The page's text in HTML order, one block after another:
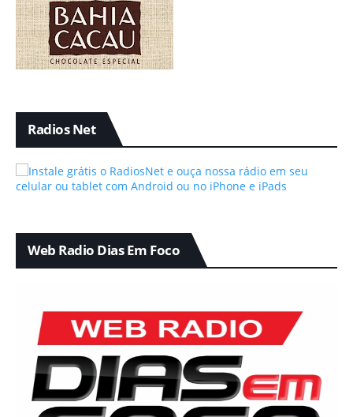
Radios Net
Web Radio Dias Em Foco